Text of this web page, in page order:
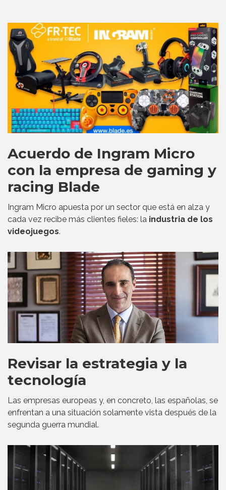
Acuerdo de Ingram Micro
con la empresa de gaming y
racing Blade
Ingram Micro apuesta por un sector que está en alza y
cada vez recibe más clientes fieles: la industria de los
videojuegos.
Revisar la estrategia y la
tecnología
Las empresas europeas y, en concreto, las españolas, se
enfrentan a una situación solamente vista después de la
segunda guerra mundial.